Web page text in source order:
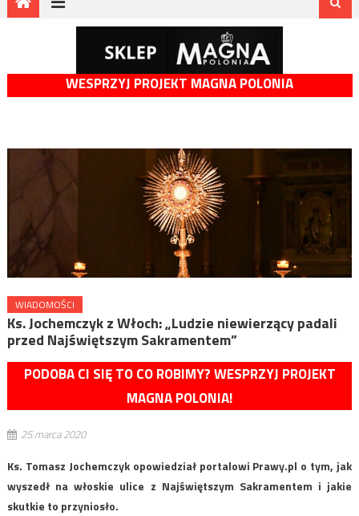
WESPRZYJ PROJEKT MAGNA POLONIA
WIADOMOŚCI
Ks. Jochemczyk z Włoch: „Ludzie niewierzący padali
przed Najświętszym Sakramentem”
PODOBA CI SIĘ TO CO ROBIMY? WESPRZYJ PROJEKT
MAGNA POLONIA!
25 marca 2020
Ks. Tomasz Jochemczyk opowiedział portalowi Prawy.pl o tym, jak
wyszedł na włoskie ulice z Najświętszym Sakramentem i jakie
skutkie to przyniosło.